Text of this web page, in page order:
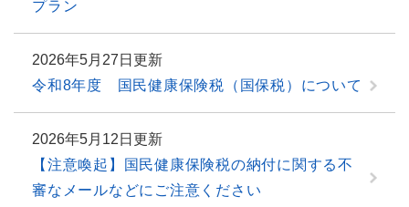
プラン
2026年5月27日更新
令和8年度 国民健康保険税（国保税）について
2026年5月12日更新
【注意喚起】国民健康保険税の納付に関する不
審なメールなどにご注意ください